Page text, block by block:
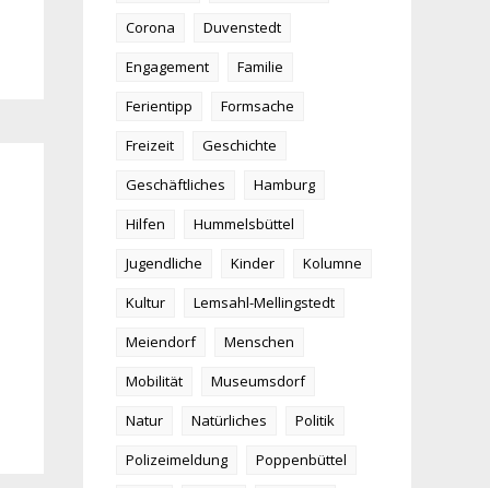
Corona
Duvenstedt
Engagement
Familie
Ferientipp
Formsache
Freizeit
Geschichte
Geschäftliches
Hamburg
Hilfen
Hummelsbüttel
Jugendliche
Kinder
Kolumne
Kultur
Lemsahl-Mellingstedt
Meiendorf
Menschen
Mobilität
Museumsdorf
Natur
Natürliches
Politik
Polizeimeldung
Poppenbüttel